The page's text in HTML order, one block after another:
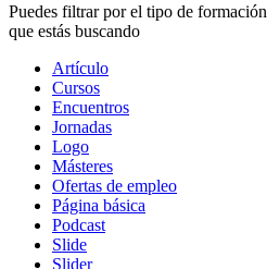
Puedes filtrar por el tipo de formación
que estás buscando
Tipo
contenido
Artículo
Cursos
Encuentros
Jornadas
Logo
Másteres
Ofertas de empleo
Página básica
Podcast
Slide
Slider